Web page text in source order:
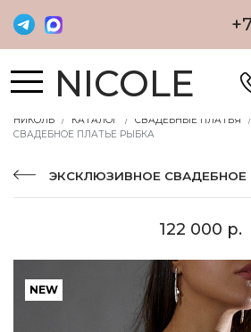
NICOLE
НИКОЛЬ КАТАЛОГ СВАДЕБНЫЕ ПЛАТЬЯ
СВАДЕБНОЕ ПЛАТЬЕ РЫБКА
ЭКСКЛЮЗИВНОЕ СВАДЕБНОЕ
122 000 р.
NEW